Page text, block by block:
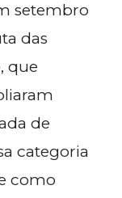
setembro
das
que
de
categoria
como